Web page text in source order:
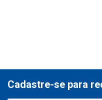
Cadastre-se para